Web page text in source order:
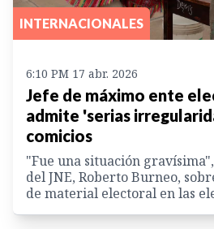
INTERNACIONALES
6:10 PM 17 abr. 2026
Jefe de máximo ente
admite 'serias
comicios
"Fue una situación
del JNE, Roberto Burneo,
de material electoral en las